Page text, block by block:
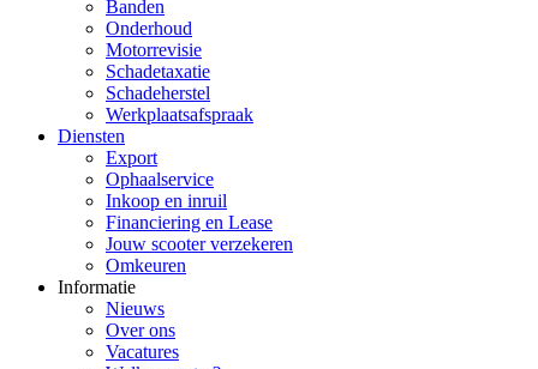
Banden
Onderhoud
Motorrevisie
Schadetaxatie
Schadeherstel
Werkplaatsafspraak
Diensten
Export
Ophaalservice
Inkoop en inruil
Financiering en Lease
Jouw scooter verzekeren
Omkeuren
Informatie
Nieuws
Over ons
Vacatures